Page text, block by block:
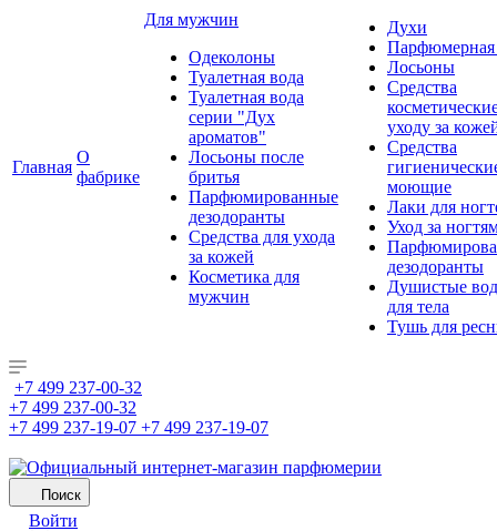
Главная
О
фабрике
Для мужчин
Одеколоны
Туалетная вода
Туалетная вода
серии "Дух
ароматов"
Лосьоны после
бритья
Парфюмированные
дезодоранты
Средства для ухода
за кожей
Косметика для
мужчин
Духи
Парфюмерная
Лосьоны
Средства
уходу за
Средства
моющие
Лаки для
Уход за
дезодоранты
Душистые
для тела
Тушь для
+7 499 237-00-32
+7 499 237-00-32
+7 499 237-19-07 +7 499 237-19-07
Поиск
Войти